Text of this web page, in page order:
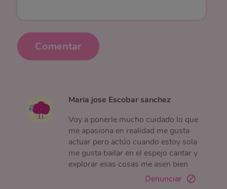
Comentar
Maria jose Escobar sanchez
Voy a ponerle mucho cuidado lo que
me apasiona en realidad me gusta
actuar pero actúo cuando estoy sola
me gusta bailar en el espejo cantar y
explorar esas cosas me asen bien
Denunciar